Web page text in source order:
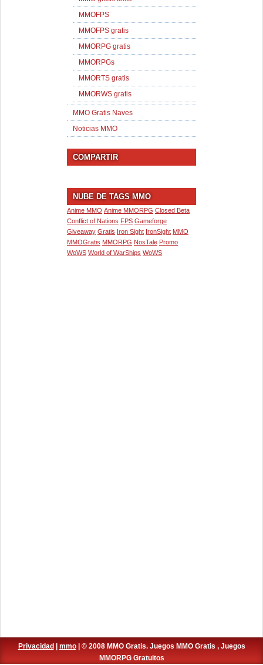
MMOFPS
MMOFPS gratis
MMORPG gratis
MMORPGs
MMORTS gratis
MMORWS gratis
MMO Gratis Naves
Noticias MMO
COMPARTIR
NUBE DE TAGS MMO
Anime MMO Anime MMORPG Closed Beta
Conflict of Nations FPS Gameforge
Giveaway Gratis Iron Sight IronSight MMO
MMOGratis MMORPG NosTale Promo
WoWS World of WarShips WoWS
Privacidad mmo| © 2008 MMO Gratis. Juegos MMO Gratis , Juegos
MMORPG Gratuitos